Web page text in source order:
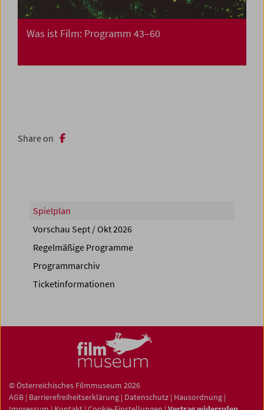
Was ist Film: Programm 43–60
Share on
Spielplan
Vorschau Sept / Okt 2026
Regelmäßige Programme
Programmarchiv
Ticketinformationen
© Österreichisches Filmmuseum 2026
AGB | Barrierefreiheitserklärung | Datenschutz | Hausordnung |